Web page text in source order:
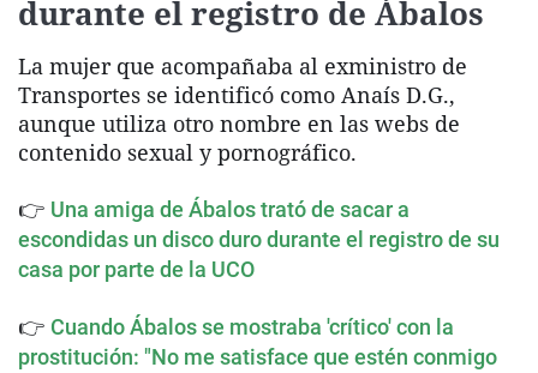
durante el registro de Ábalos
La mujer que acompañaba al exministro de
Transportes se identificó como Anaís D.G.,
aunque utiliza otro nombre en las webs de
contenido sexual y pornográfico.
👉 Una amiga de Ábalos trató de sacar a
escondidas un disco duro durante el registro de su
casa por parte de la UCO
👉 Cuando Ábalos se mostraba 'crítico' con la
prostitución: "No me satisface que estén conmigo